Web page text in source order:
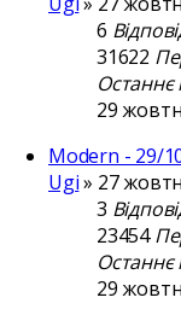
6
31622
Останнє
29
Modern - 29/
Ugi» 27
3
23454
Останнє
29